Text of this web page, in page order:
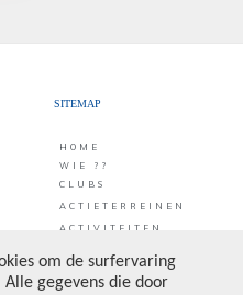
SITEMAP
HOME
WIE ??
CLUBS
ACTIETERREINEN
ACTIVITEITEN